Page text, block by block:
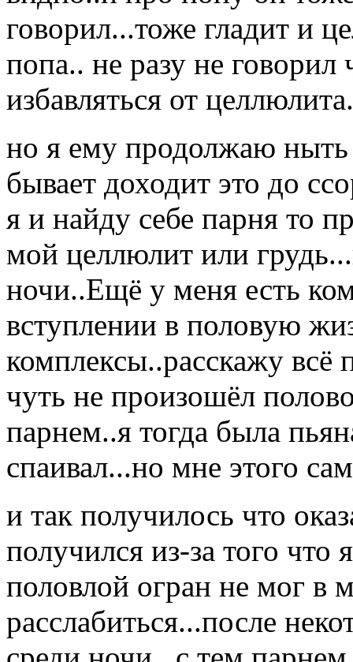
говорил...тоже гладит и
попа.. не разу не
избавляться от
но я ему продолжаю ныть
бывает доходит это до
я и найду себе парня то
мой целлюлит или
ночи..Ещё у меня есть
вступлении в половую
комплексы..расскажу всё
чуть не произошёл
парнем..я тогда была
спаивал...но мне этого
и так получилось что
получился из-за того что
половлой огран не мог в
расслабиться...после